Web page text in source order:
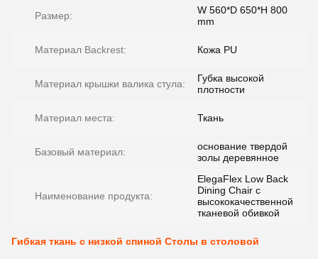
Размер:
W 560*D 650*H 800
mm
Материал Backrest: Кожа PU
Материал крышки валика стула:
Губка высокой
плотности
Материал места: Ткань
Базовый материал:
основание твердой
золы деревянное
Наименование продукта:
ElegaFlex Low Back
Dining Chair с
высококачественной
тканевой обивкой
Гибкая ткань с низкой спиной Столы в столовой